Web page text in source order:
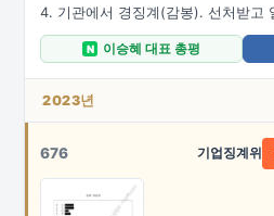
기관에서 경징계(감봉). 선처받고
N 이승혜 대표 총평
2023년
676 기업징계위